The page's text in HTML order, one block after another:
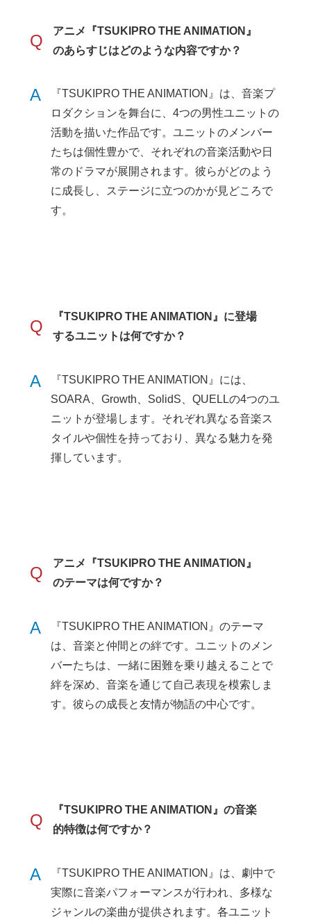
Q
アニメ『TSUKIPRO THE ANIMATION』
のあらすじはどのような内容ですか？
A
『TSUKIPRO THE ANIMATION』は、音楽プ
ロダクションを舞台に、4つの男性ユニットの
活動を描いた作品です。ユニットのメンバー
たちは個性豊かで、それぞれの音楽活動や日
常のドラマが展開されます。彼らがどのよう
に成長し、ステージに立つのかが見どころで
す。
Q
『TSUKIPRO THE ANIMATION』に登場
するユニットは何ですか？
A
『TSUKIPRO THE ANIMATION』には、
SOARA、Growth、SolidS、QUELLの4つのユ
ニットが登場します。それぞれ異なる音楽ス
タイルや個性を持っており、異なる魅力を発
揮しています。
Q
アニメ『TSUKIPRO THE ANIMATION』
のテーマは何ですか？
A
『TSUKIPRO THE ANIMATION』のテーマ
は、音楽と仲間との絆です。ユニットのメン
バーたちは、一緒に困難を乗り越えることで
絆を深め、音楽を通じて自己表現を模索しま
す。彼らの成長と友情が物語の中心です。
Q
『TSUKIPRO THE ANIMATION』の音楽
的特徴は何ですか？
A
『TSUKIPRO THE ANIMATION』は、劇中で
実際に音楽パフォーマンスが行われ、多様な
ジャンルの楽曲が提供されます。各ユニット